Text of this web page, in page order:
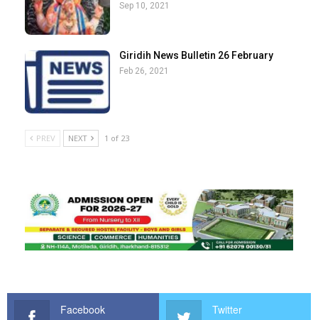
Sep 10, 2021
Giridih News Bulletin 26 February
Feb 26, 2021
PREV NEXT 1 of 23
Facebook Twitter